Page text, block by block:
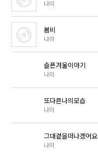
나미
봄비
나미
슬픈겨울이야기
나미
또다른나의모습
나미
그대곁을떠나겠어요
나미